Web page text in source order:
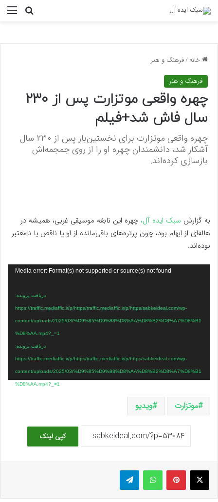
خانه/فرهنگ و هنر
فرهنگ و هنر
چهره واقعی موتزارت پس از ۲۳۰
سال فاش شد+فیلم
چهره واقعی موتزارت برای نخستین‌بار پس از ۲۳۰ سال
آشکار شد، دانشمندان چهره او را از روی جمجمه‌اش
بازسازی کرده‌اند.
به گزارش سبک ایده آل، چهره این نابغه موسیقی غربی، همیشه در
هاله‌ای از ابهام بود، چون پرتره‌های باقی‌مانده از او یا ناقص یا نامعتبر
بوده‌اند.
Media error: Format(s) not supported or source(s) not found
دریافت پرونده:
https://traffic.mediaffic.ir/p/https/traffic.mediaffic.ir/p/https/sabkeideal.com/wp-
content/uploads/2025/03/%D9%85%D9%88%D8%AA%D8%B2%D8%A7%D8%B1
%D8%AA.mp4?_=1
دریافت پرونده:
https://traffic.mediaffic.ir/p/https/traffic.mediaffic.ir/p/https/sabkeideal.com/wp-
content/uploads/2025/03/%D9%85%D9%88%D8%AA%D8%B2%D8%A7%D8%B1
%D8%AA.mp4?_=1
موتزارت ویدیو
کپی لینک
ایکس پینتریستواتس آپ تلگرام